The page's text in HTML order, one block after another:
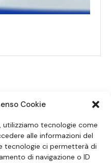
Cookie
utilizziamo tecnologie come
alle informazioni del
tecnologie ci permetterà di
di navigazione o ID
SOCIAL